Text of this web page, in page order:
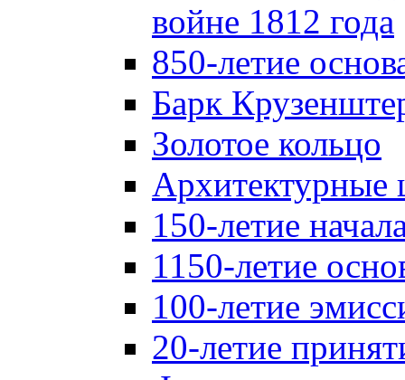
войне 1812 года
850-летие
Барк
Золотое кольцо
Архитектурные
150-летие
1150-летие
100-летие
20-летие